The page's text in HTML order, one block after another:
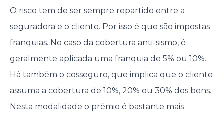
O risco tem de ser sempre repartido entre a
seguradora e o cliente. Por isso é que são impostas
franquias. No caso da cobertura anti-sismo, é
geralmente aplicada uma franquia de 5% ou 10%.
Há também o cosseguro, que implica que o cliente
assuma a cobertura de 10%, 20% ou 30% dos bens.
Nesta modalidade o prémio é bastante mais